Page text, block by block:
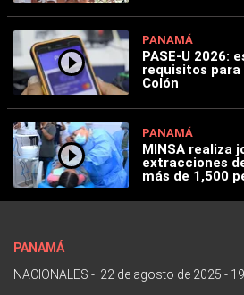
PANAMÁ
PASE-U 2026:
requisitos
Colón
PANAMÁ
MINSA realiza
extracciones
más de 1,500
PANAMÁ
NACIONALES - 22 de agosto de 2025 -